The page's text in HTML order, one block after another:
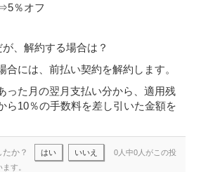
％オフ
、解約する場合は？
合には、前払い契約を解約します。
った月の翌月支払い分から、適用残
ら10％の手数料を差し引いた金額を
か？ はい いいえ
0人中0人がこの投
す。